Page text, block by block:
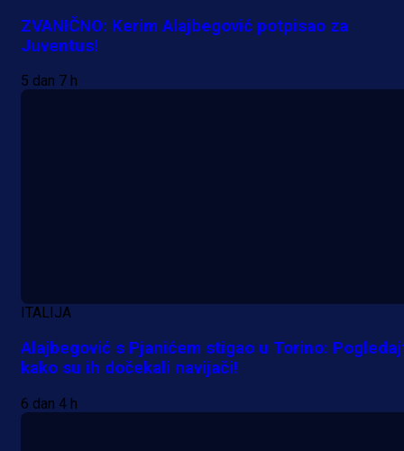
specijale i iskoristi jedinstvenu
ponudu
11 h 39 min
ZVANIČNO: Kerim Alajbegović potpisao za
Juventus!
5 dan 7 h
ITALIJA
Alajbegović s Pjanićem stigao u Torino:
kako su ih dočekali navijači!
6 dan 4 h